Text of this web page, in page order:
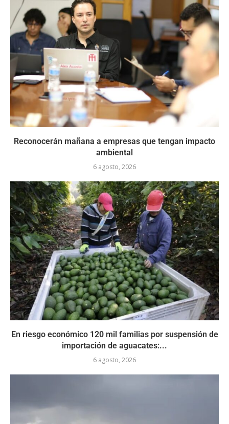
Reconocerán mañana a empresas que tengan impacto
ambiental
6 agosto, 2026
En riesgo económico 120 mil familias por suspensión de
importación de aguacates:...
6 agosto, 2026